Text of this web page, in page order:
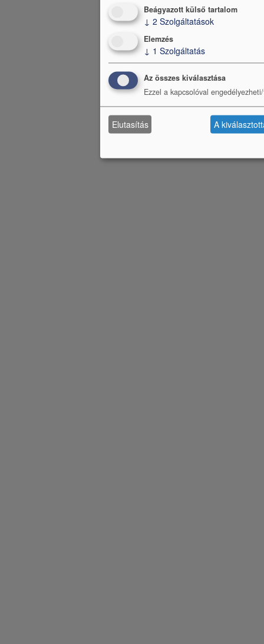
Beágyazott külső tartalom
↓ 2 Szolgáltatások
Elemzés
↓ 1 Szolgáltatás
Az összes kiválasztása
Ezzel a kapcsolóval
Elutasítás A